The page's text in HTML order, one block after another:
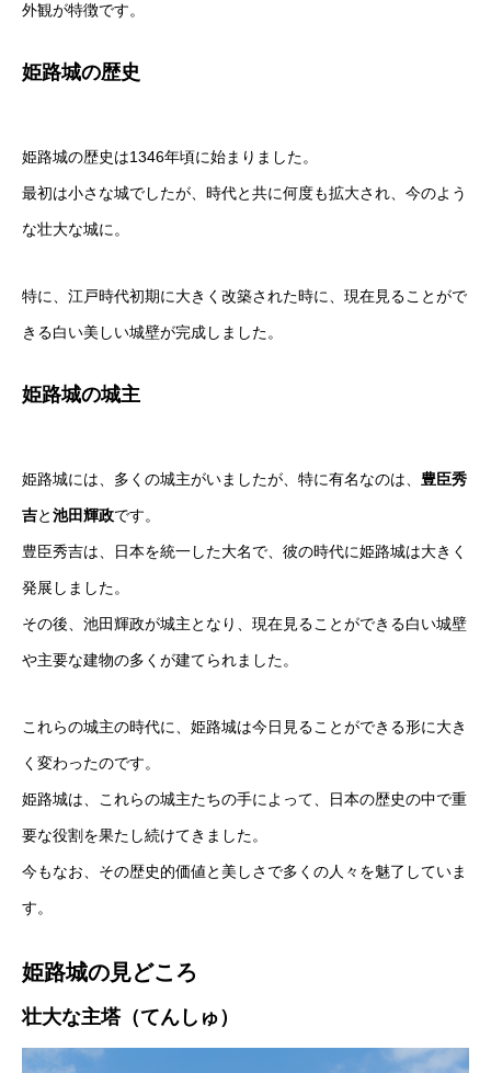
外観が特徴です。
姫路城の歴史
姫路城の歴史は1346年頃に始まりました。
最初は小さな城でしたが、時代と共に何度も拡大され、今のよう
な壮大な城に。
特に、江戸時代初期に大きく改築された時に、現在見ることがで
きる白い美しい城壁が完成しました。
姫路城の城主
姫路城には、多くの城主がいましたが、特に有名なのは、 豊臣秀
吉と池田輝政です。
豊臣秀吉は、日本を統一した大名で、彼の時代に姫路城は大きく
発展しました。
その後、池田輝政が城主となり、現在見ることができる白い城壁
や主要な建物の多くが建てられました。
これらの城主の時代に、姫路城は今日見ることができる形に大き
く変わったのです。
姫路城は、これらの城主たちの手によって、日本の歴史の中で重
要な役割を果たし続けてきました。
今もなお、その歴史的価値と美しさで多くの人々を魅了していま
す。
姫路城の見どころ
壮大な主塔（てんしゅ）